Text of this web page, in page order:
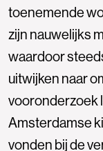
toenemende
zijn nauwelijks
waardoor
uitwijken naar
vooronderzoek
Amsterdamse
vonden bij de